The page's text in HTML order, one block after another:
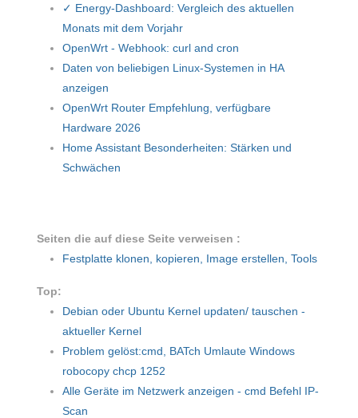
✓ Energy-Dashboard: Vergleich des aktuellen
Monats mit dem Vorjahr
OpenWrt - Webhook: curl and cron
Daten von beliebigen Linux-Systemen in HA
anzeigen
OpenWrt Router Empfehlung, verfügbare
Hardware 2026
Home Assistant Besonderheiten: Stärken und
Schwächen
Seiten die auf diese Seite verweisen :
Festplatte klonen, kopieren, Image erstellen, Tools
Top:
Debian oder Ubuntu Kernel updaten/ tauschen -
aktueller Kernel
Problem gelöst:cmd, BATch Umlaute Windows
robocopy chcp 1252
Alle Geräte im Netzwerk anzeigen - cmd Befehl IP-
Scan